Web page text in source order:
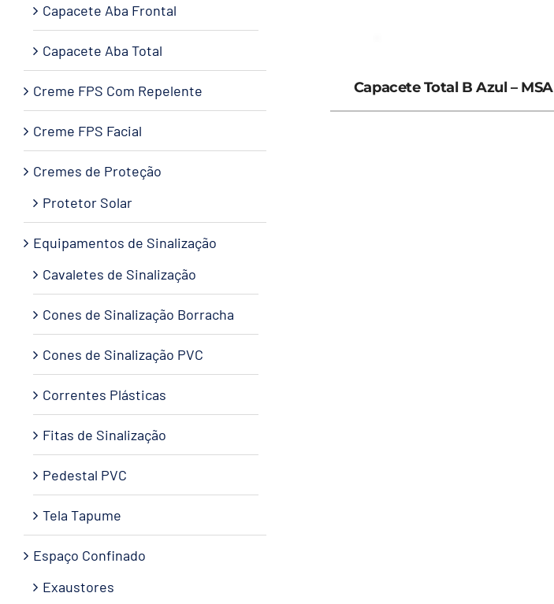
Capacete Total B Azul – MSA
Capacete Aba Frontal
Capacete Aba Total
Creme FPS Com Repelente
Creme FPS Facial
Cremes de Proteção
Protetor Solar
Equipamentos de Sinalização
Cavaletes de Sinalização
Cones de Sinalização Borracha
Cones de Sinalização PVC
Correntes Plásticas
Fitas de Sinalização
Pedestal PVC
Tela Tapume
Espaço Confinado
Exaustores